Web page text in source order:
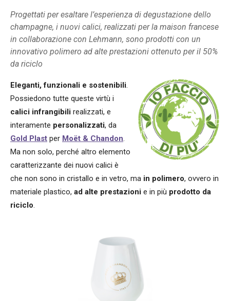
Progettati per esaltare l’esperienza di degustazione dello
champagne, i nuovi calici, realizzati per la maison francese
in collaborazione con Lehmann, sono prodotti con un
innovativo polimero ad alte prestazioni ottenuto per il 50%
da riciclo
Eleganti, funzionali e sostenibili.
Possiedono tutte queste virtù i
calici infrangibili realizzati, e
interamente personalizzati, da
Gold Plast per Moët & Chandon.
Ma non solo, perché altro elemento
caratterizzante dei nuovi calici è
che non sono in cristallo e in vetro, ma in polimero, ovvero in
materiale plastico, ad alte prestazioni e in più prodotto da
riciclo.